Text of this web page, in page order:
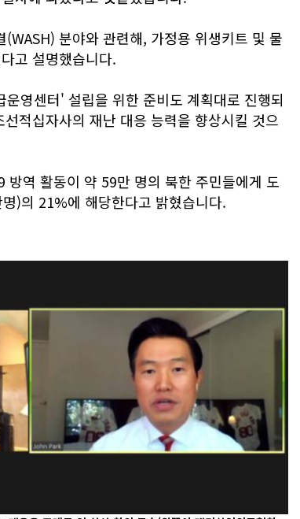
(WASH) 분야와 관련해, 가정용 위생키트 및 물
고 설명했습니다.
영센터' 설립을 위한 준비도 계획대로 진행되
적십자사의 재난 대응 능력을 향상시킬 것으
방역 활동이 약 59만 명의 북한 주민들에게 도
)의 21%에 해당한다고 밝혔습니다.